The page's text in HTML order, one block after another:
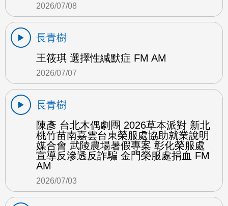
2026/07/08
長青樹
王筱琪 選擇性緘默症 FM AM
2026/07/07
長青樹
陳彥 台北木偶劇團 2026草本派對 新北
桃竹苗南嘉雲台東榮服處協助就業說明
媒合會 武陵農場暑假專案 彰化榮服處
宣導反滲透反詐騙 金門榮服處捐血 FM
AM
2026/07/03